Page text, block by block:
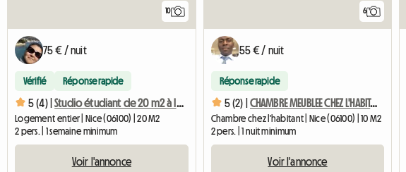
10
75 € / nuit
Vérifié Réponse rapide
5 (4) | Studio étudiant de 20 m2 à louer dans un secteur tranquille. À 20 minutes du centre-ville.
Logement entier | Nice (06100) | 20 M2
2 pers. | 1 semaine minimum
Voir l'annonce
6
55 € / nuit
Réponse rapide
5 (2) | CHAMBRE MEUBLEE CHEZ L'HABITANT
Chambre chez l'habitant | Nice (06100) | 10 M2
2 pers. | 1 nuit minimum
Voir l'annonce